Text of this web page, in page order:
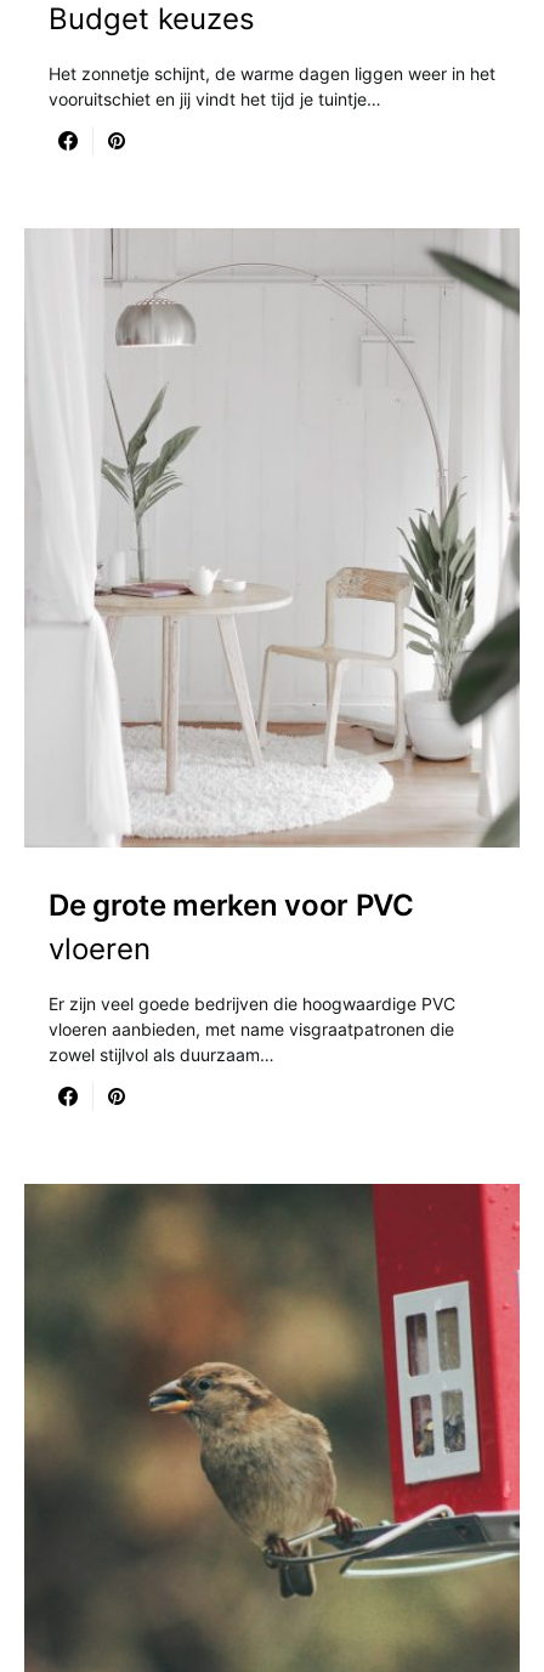
Budget keuzes
Het zonnetje schijnt, de warme dagen liggen weer in het
vooruitschiet en jij vindt het tijd je tuintje…
De grote merken voor PVC
vloeren
Er zijn veel goede bedrijven die hoogwaardige PVC
vloeren aanbieden, met name visgraatpatronen die
zowel stijlvol als duurzaam…